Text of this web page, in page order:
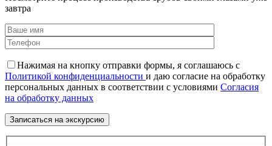
завтра
Нажимая на кнопку отправки формы, я соглашаюсь с
Политикой конфиденциальности и даю согласие на обработку
персональных данных в соответствии с условиями Согласия
на обработку данных